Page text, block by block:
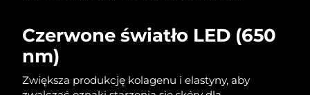
Czerwone światło LED (650
nm)
Zwiększa produkcję kolagenu i elastyny, aby
8/8/26
Łotwa